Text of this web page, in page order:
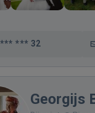
*** 32
Georgijs